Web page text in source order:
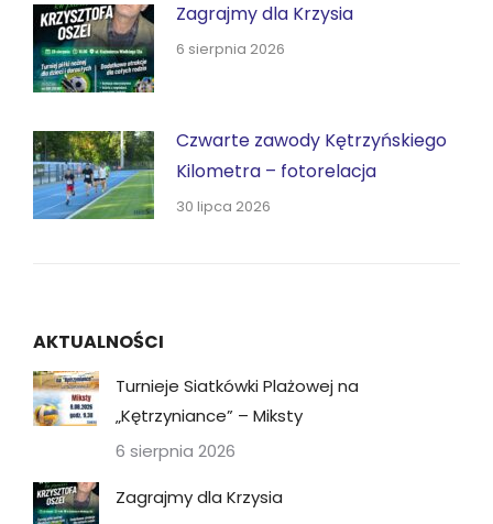
Zagrajmy dla Krzysia
6 sierpnia 2026
Czwarte zawody Kętrzyńskiego
Kilometra – fotorelacja
30 lipca 2026
AKTUALNOŚCI
Turnieje Siatkówki Plażowej na
„Kętrzyniance” – Miksty
6 sierpnia 2026
Zagrajmy dla Krzysia